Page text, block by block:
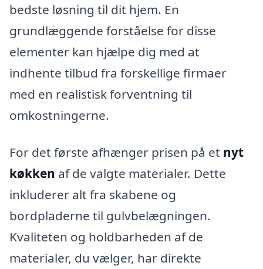
bedste løsning til dit hjem. En
grundlæggende forståelse for disse
elementer kan hjælpe dig med at
indhente tilbud fra forskellige firmaer
med en realistisk forventning til
omkostningerne.
For det første afhænger prisen på et nyt
køkken af de valgte materialer. Dette
inkluderer alt fra skabene og
bordpladerne til gulvbelægningen.
Kvaliteten og holdbarheden af de
materialer, du vælger, har direkte